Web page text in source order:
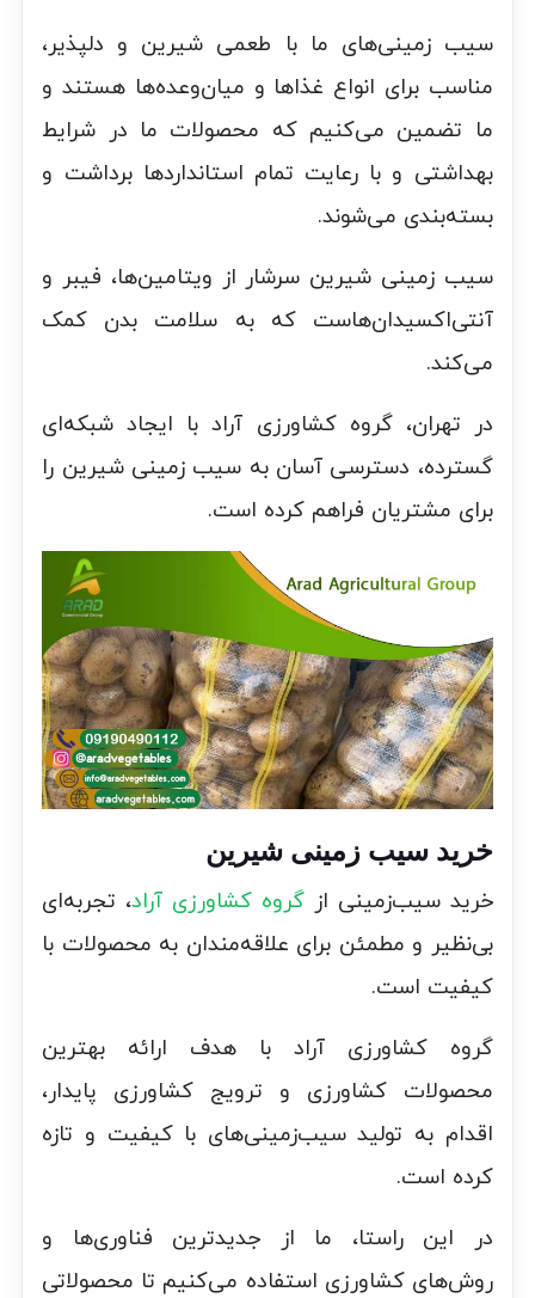
سیب زمینی‌های ما با طعمی شیرین و دلپذیر،
مناسب برای انواع غذاها و میان‌وعده‌ها هستند و
ما تضمین می‌کنیم که محصولات ما در شرایط
بهداشتی و با رعایت تمام استانداردها برداشت و
بسته‌بندی می‌شوند.
سیب زمینی شیرین سرشار از ویتامین‌ها، فیبر و
آنتی‌اکسیدان‌هاست که به سلامت بدن کمک
می‌کند.
در تهران، گروه کشاورزی آراد با ایجاد شبکه‌ای
گسترده، دسترسی آسان به سیب زمینی شیرین را
برای مشتریان فراهم کرده است.
خرید سیب زمینی شیرین
خرید سیب‌زمینی از گروه کشاورزی آراد، تجربه‌ای
بی‌نظیر و مطمئن برای علاقه‌مندان به محصولات با
کیفیت است.
گروه کشاورزی آراد با هدف ارائه بهترین
محصولات کشاورزی و ترویج کشاورزی پایدار،
اقدام به تولید سیب‌زمینی‌های با کیفیت و تازه
کرده است.
در این راستا، ما از جدیدترین فناوری‌ها و
روش‌های کشاورزی استفاده می‌کنیم تا محصولاتی